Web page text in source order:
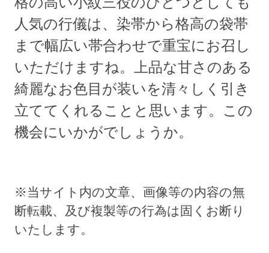
人気の行儀は、染帯から格高の袋帯
まで幅広い帯合わせで重宝にお召し
いただけますね。上品な甘さのある
綺麗なお色目が装いを清々しく引き
立ててくれることと思います。この
機会にいかがでしょうか。